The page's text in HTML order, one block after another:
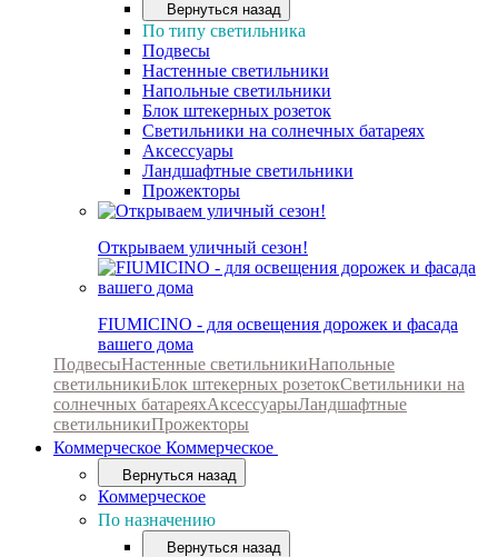
Вернуться назад
По типу светильника
Подвесы
Настенные светильники
Напольные светильники
Блок штекерных розеток
Светильники на солнечных батареях
Аксессуары
Ландшафтные светильники
Прожекторы
Открываем уличный сезон!
FIUMICINO - для освещения дорожек и фасада
вашего дома
ПодвесыНастенные светильникиНапольные
светильникиБлок штекерных розетокСветильники на
солнечных батареяхАксессуарыЛандшафтные
светильникиПрожекторы
Коммерческое Коммерческое
Вернуться назад
Коммерческое
По назначению
Вернуться назад